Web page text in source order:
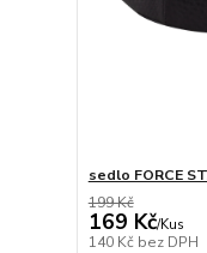
sedlo FORCE
199 Kč
169 Kč/Kus
140 Kč bez DPH